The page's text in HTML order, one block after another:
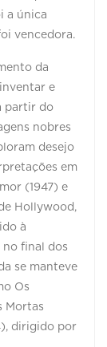
a única
vencedora.
da
e
partir do
nobres
desejo
em
(1947) e
Hollywood,
à
no final dos
se manteve
Os
Mortas
dirigido por